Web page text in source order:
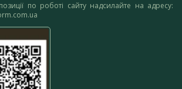
по роботі сайту надсилайте на адресу: